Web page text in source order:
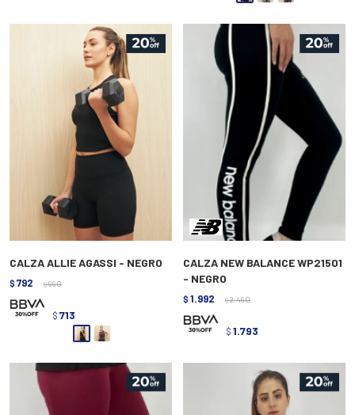
CALZA ALLIE AGASSI - NEGRO
$ 792 $ 990
$ 713
CALZA NEW BALANCE WP21501
- NEGRO
$ 1.992 $ 2.490
$ 1.793